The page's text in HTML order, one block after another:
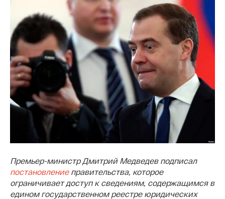
Премьер-министр Дмитрий Медведев подписал
постановлениеправительства, которое
ограничивает доступ к сведениям, содержащимся в
едином государственном реестре юридических